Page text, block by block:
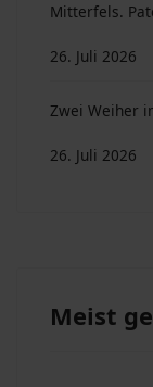
Mitterfels.
26. Juli 2026
Zwei Weiher
26. Juli 2026
Meist